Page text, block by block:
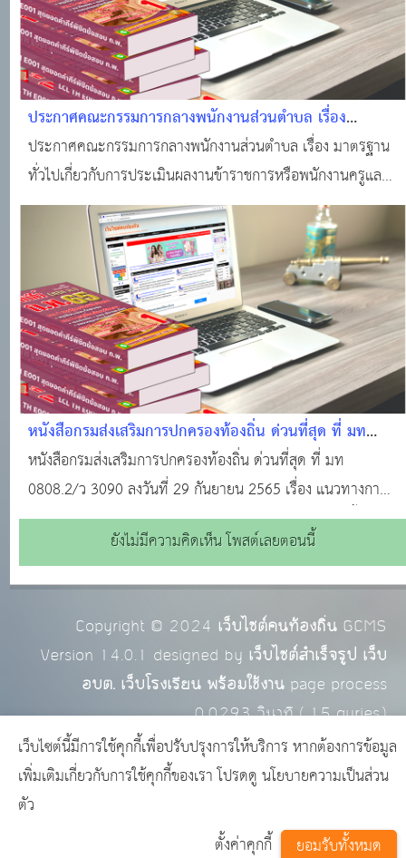
ประกาศคณะกรรมการกลางพนักงานส่วนตำบล เรื่อง
มาตรฐานทั่วไปเกี่ยวกับการประเมินผลงานข้าราชการหรือ
พนักงานครูและบุคลากรทางการศึกษาองค์การบริหารส่วน
ตำบลตำแหน่งครู เพื่อให้มีหรือเลื่อนวิทยฐานะสูงขึ้น พ.ศ.
2561 ลงวันที่ 9 พฤษภาคม 2561
ประกาศคณะกรรมการกลางพนักงานส่วนตำบล เรื่อง มาตรฐาน
ทั่วไปเกี่ยวกับการประเมินผลงานข้าราชการหรือพนักงานครูและ
บุคลากรทางการศึกษาองค์การบริหารส่วนตำบลตำแหน่งครู เพื่อ
ให้มีหรือเลื่อนวิทยฐานะสูงขึ้น พ.ศ. 2561 ลงวันที่ 9 พฤษภาคม
หนังสือกรมส่งเสริมการปกครองท้องถิ่น ด่วนที่สุด ที่ มท
0808.2/ว 3090 ลงวันที่ 29 กันยายน 2565 เรื่อง แนวทาง
การจ้างที่ปรึกษา
หนังสือกรมส่งเสริมการปกครองท้องถิ่น ด่วนที่สุด ที่ มท
0808.2/ว 3090 ลงวันที่ 29 กันยายน 2565 เรื่อง แนวทางการ
จ้างที่ปรึกษา หนังสือคณะกรรมการวินิจฉัยปัญหาการจัดซื้อจัด
จ้างและการบริหารพัสดุภาครัฐ ด่วนที่สุด ที่ กค (กวจ) 0405.3/
ว 1203 ลงวันที่ 27 กันยายน 256
ยังไม่มีความคิดเห็น โพสต์เลยตอนนี้
Copyright © 2024 เว็บไซต์คนท้องถิ่นGCMS
Version 14.0.1 designed by เว็บไซต์สำเร็จรูป เว็บ
อบต. เว็บโรงเรียน พร้อมใช้งานpage process
0.0293วินาที (15quries.)
เว็บไซต์นี้มีการใช้คุกกี้เพื่อปรับปรุงการให้บริการ หากต้องการข้อมูล
เพิ่มเติมเกี่ยวกับการใช้คุกกี้ของเรา โปรดดูนโยบายความเป็นส่วน
ตัว
ตั้งค่าคุกกี้
ยอมรับทั้งหมด